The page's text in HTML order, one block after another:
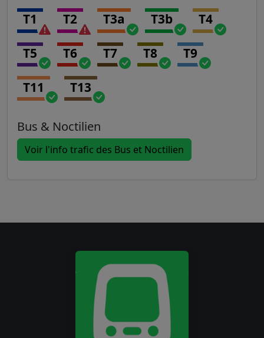
T1 T2 T3a T3b T4
T5 T6 T7 T8 T9
T11 T13
Bus & Noctilien
Voir l'info trafic des Bus et Noctilien